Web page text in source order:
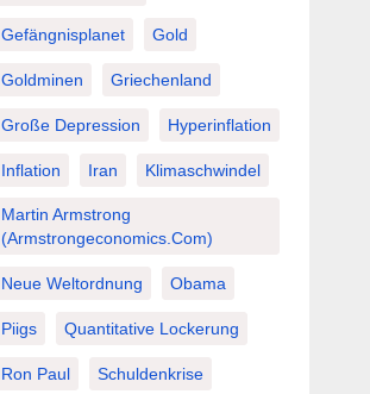
Gefängnisplanet Gold
Goldminen Griechenland
Große Depression Hyperinflation
Inflation Iran Klimaschwindel
Martin Armstrong
(Armstrongeconomics.com)
Neue Weltordnung Obama
Piigs Quantitative Lockerung
Ron Paul Schuldenkrise